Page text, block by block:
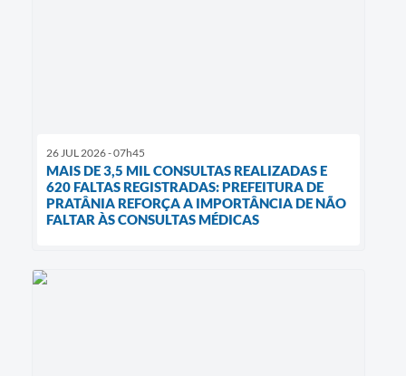
26 JUL 2026 - 07h45
MAIS DE 3,5 MIL CONSULTAS REALIZADAS E
620 FALTAS REGISTRADAS: PREFEITURA DE
PRATÂNIA REFORÇA A IMPORTÂNCIA DE NÃO
FALTAR ÀS CONSULTAS MÉDICAS